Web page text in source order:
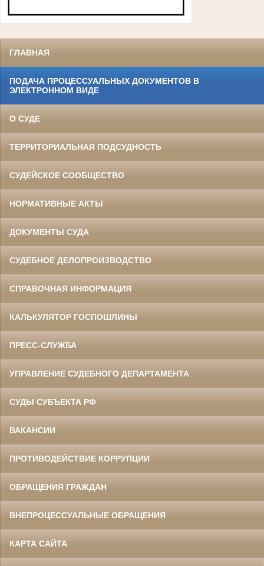
ГЛАВНАЯ
ПОДАЧА ПРОЦЕССУАЛЬНЫХ ДОКУМЕНТОВ В
ЭЛЕКТРОННОМ ВИДЕ
О СУДЕ
ТЕРРИТОРИАЛЬНАЯ ПОДСУДНОСТЬ
СУДЕЙСКОЕ СООБЩЕСТВО
НОРМАТИВНЫЕ АКТЫ
ДОКУМЕНТЫ СУДА
СУДЕБНОЕ ДЕЛОПРОИЗВОДСТВО
СПРАВОЧНАЯ ИНФОРМАЦИЯ
КАЛЬКУЛЯТОР ГОСПОШЛИНЫ
ПРЕСС-СЛУЖБА
УПРАВЛЕНИЕ СУДЕБНОГО ДЕПАРТАМЕНТА
СУДЫ СУБЪЕКТА РФ
ВАКАНСИИ
ПРОТИВОДЕЙСТВИЕ КОРРУПЦИИ
ОБРАЩЕНИЯ ГРАЖДАН
ВНЕПРОЦЕССУАЛЬНЫЕ ОБРАЩЕНИЯ
КАРТА САЙТА